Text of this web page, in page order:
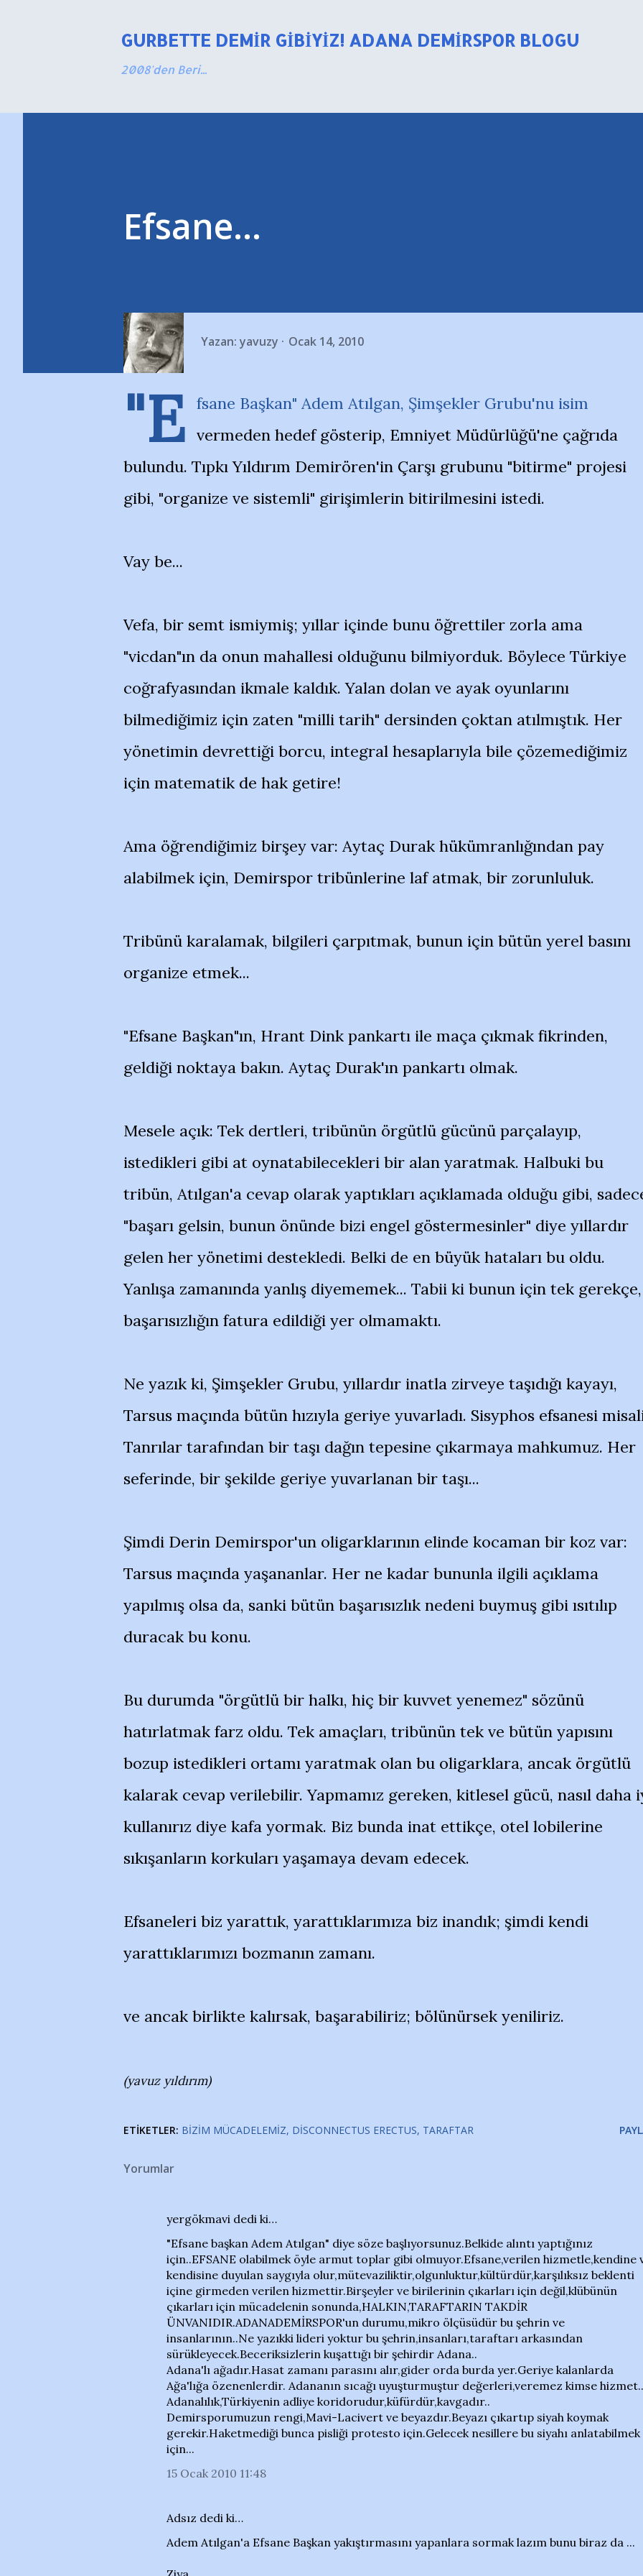
GURBETTE DEMIR GIBIYIZ! ADANA DEMIRSPOR BLOGU
2008'den Beri...
Efsane...
Yazan: yavuzy Ocak 14, 2010
"E fsane Başkan" Adem Atılgan, Şimşekler Grubu'nu isim
vermeden hedef gösterip, Emniyet Müdürlüğü'ne çağrıda
bulundu. Tıpkı Yıldırım Demirören'in Çarşı grubunu "bitirme" projesi
gibi, "organize ve sistemli" girişimlerin bitirilmesini istedi.
Vay be...
Vefa, bir semt ismiymiş; yıllar içinde bunu öğrettiler zorla ama
"vicdan"ın da onun mahallesi olduğunu bilmiyorduk. Böylece Türkiye
coğrafyasından ikmale kaldık. Yalan dolan ve ayak oyunlarını
bilmediğimiz için zaten "milli tarih" dersinden çoktan atılmıştık. Her
yönetimin devrettiği borcu, integral hesaplarıyla bile çözemediğimiz
için matematik de hak getire!
Ama öğrendiğimiz birşey var: Aytaç Durak hükümranlığından pay
alabilmek için, Demirspor tribünlerine laf atmak, bir zorunluluk.
Tribünü karalamak, bilgileri çarpıtmak, bunun için bütün yerel basını
organize etmek...
"Efsane Başkan"ın, Hrant Dink pankartı ile maça çıkmak fikrinden,
geldiği noktaya bakın. Aytaç Durak'ın pankartı olmak.
Mesele açık: Tek dertleri, tribünün örgütlü gücünü parçalayıp,
istedikleri gibi at oynatabilecekleri bir alan yaratmak. Halbuki bu
tribün, Atılgan'a cevap olarak yaptıkları açıklamada olduğu gibi,
"başarı gelsin, bunun önünde bizi engel göstermesinler" diye yıllardır
gelen her yönetimi destekledi. Belki de en büyük hataları bu oldu.
Yanlışa zamanında yanlış diyememek... Tabii ki bunun için tek gerekçe,
başarısızlığın fatura edildiği yer olmamaktı.
Ne yazık ki, Şimşekler Grubu, yıllardır inatla zirveye taşıdığı kayayı,
Tarsus maçında bütün hızıyla geriye yuvarladı. Sisyphos efsanesi
Tanrılar tarafından bir taşı dağın tepesine çıkarmaya mahkumuz. Her
seferinde, bir şekilde geriye yuvarlanan bir taşı...
Şimdi Derin Demirspor'un oligarklarının elinde kocaman bir koz var:
Tarsus maçında yaşananlar. Her ne kadar bununla ilgili açıklama
yapılmış olsa da, sanki bütün başarısızlık nedeni buymuş gibi ısıtılıp
duracak bu konu.
Bu durumda "örgütlü bir halkı, hiç bir kuvvet yenemez" sözünü
hatırlatmak farz oldu. Tek amaçları, tribünün tek ve bütün yapısını
bozup istedikleri ortamı yaratmak olan bu oligarklara, ancak örgütlü
kalarak cevap verilebilir. Yapmamız gereken, kitlesel gücü, nasıl daha
kullanırız diye kafa yormak. Biz bunda inat ettikçe, otel lobilerine
sıkışanların korkuları yaşamaya devam edecek.
Efsaneleri biz yarattık, yarattıklarımıza biz inandık; şimdi kendi
yarattıklarımızı bozmanın zamanı.
ve ancak birlikte kalırsak, başarabiliriz; bölünürsek yeniliriz.
(yavuz yıldırım)
ETIKETLER: BIZIM MÜCADELEMIZ DISCONNECTUS ERECTUS TARAFTAR
Yorumlar
yergökmavi dedi ki…
"Efsane başkan Adem Atılgan" diye söze başlıyorsunuz.Belkide alıntı yaptığınız
için..EFSANE olabilmek öyle armut toplar gibi olmuyor.Efsane,verilen hizmetle,kendine
kendisine duyulan saygıyla olur,mütevaziliktir,olgunluktur,kültürdür,karşılıksız beklenti
içine girmeden verilen hizmettir.Birşeyler ve birilerinin çıkarları için değil,klübünün
çıkarları için mücadelenin sonunda,HALKIN,TARAFTARIN TAKDİR
ÜNVANIDIR.ADANADEMİRSPOR'un durumu,mikro ölçüsüdür bu şehrin ve
insanlarının..Ne yazıkki lideri yoktur bu şehrin,insanları,taraftarı arkasından
sürükleyecek.Beceriksizlerin kuşattığı bir şehirdir Adana..
Adana'lı ağadır.Hasat zamanı parasını alır,gider orda burda yer.Geriye kalanlarda
Ağa'lığa özenenlerdir. Adananın sıcağı uyuşturmuştur değerleri,veremez kimse hizmet..
Adanalılık,Türkiyenin adliye koridorudur,küfürdür,kavgadır..
Demirsporumuzun rengi,Mavi-Lacivert ve beyazdır.Beyazı çıkartıp siyah koymak
gerekir.Haketmediği bunca pisliği protesto için.Gelecek nesillere bu siyahı anlatabilmek
için...
15 Ocak 2010 11:48
Adsız dedi ki…
Adem Atılgan'a Efsane Başkan yakıştırmasını yapanlara sormak lazım bunu biraz da ...